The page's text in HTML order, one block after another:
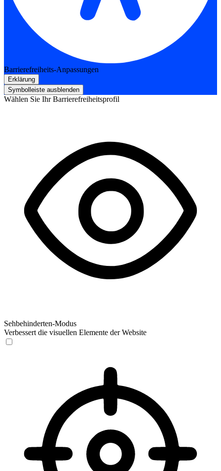
Barrierefreiheits-Anpassungen
Erklärung
Symbolleiste ausblenden
Wählen Sie Ihr Barrierefreiheitsprofil
Sehbehinderten-Modus
Verbessert die visuellen Elemente der Website